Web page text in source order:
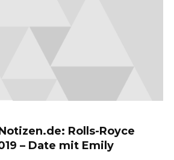
Rolls-Royce
– Date mit Emily